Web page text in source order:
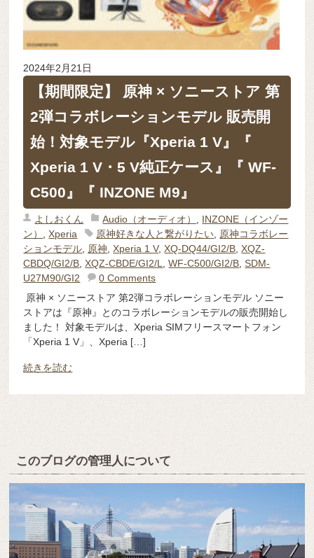
2024年2月21日
【期間限定】 原神 × ソニーストア 第
2弾コラボレーションモデル 販売開
始！対象モデル『Xperia 1 V』『
Xperia 1 V・5 V純正ケース』『 WF-
C500』『 INZONE M9』
よしおくん Audio（オーディオ）
INZONE（インゾー
ン）
,Xperia 原神好きな人と繋がりたい
原神コラボレー
ションモデル
原神 ,Xperia 1 V,XQ-DQ44/GI2/B ,XQZ-
CBDQ/GI2/B ,XQZ-CBDE/GI2/L ,WF-C500/GI2/B ,SDM-
U27M90/GI2
0 Comments
原神 × ソニーストア 第2弾コラボレーションモデル ソニー
ストアは『原神』とのコラボレーションモデルの販売開始し
ました！ 対象モデルは、Xperia SIMフリースマートフォン
「Xperia 1 V」、Xperia […]
続きを読む
このブログの管理人について